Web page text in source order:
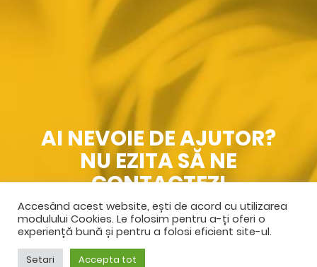
AI NEVOIE DE AJUTOR?
NU EZITA SĂ NE
CONTACTEZI
SPRE CONTACT
Accesând acest website, ești de acord cu utilizarea
modulului Cookies. Le folosim pentru a-ți oferi o
experiență bună și pentru a folosi eficient site-ul.
Setari Accepta tot